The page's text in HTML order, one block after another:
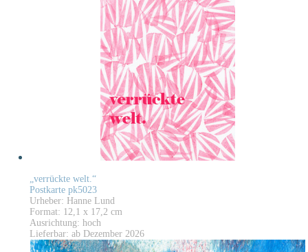
„verrückte welt.“
Postkarte pk5023
Urheber: Hanne Lund
Format: 12,1 x 17,2 cm
Ausrichtung: hoch
Lieferbar: ab Dezember 2026